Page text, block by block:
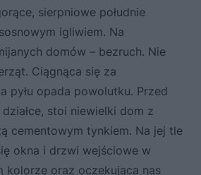
sierpniowe południe
igliwiem. Na
domów – bezruch. Nie
Ciągnąca się za
pyłu opada powolutku. Przed
stoi niewielki dom z
cementowym tynkiem. Na jej tle
okna i drzwi wejściowe w
kolorze oraz oczekująca nas